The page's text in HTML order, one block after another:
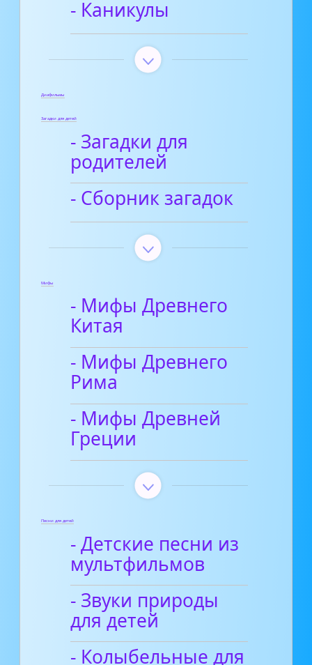
- Каникулы
Диафильмы
Загадки для детей
- Загадки для
родителей
- Сборник загадок
Мифы
- Мифы Древнего
Китая
- Мифы Древнего
Рима
- Мифы Древней
Греции
Песни для детей
- Детские песни из
мультфильмов
- Звуки природы
для детей
- Колыбельные для